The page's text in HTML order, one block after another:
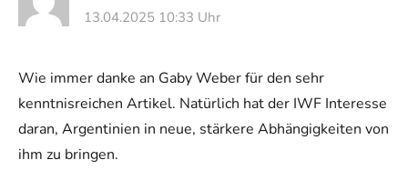
13.04.2025 10:33 Uhr
Wie immer danke an Gaby Weber für den sehr
kenntnisreichen Artikel. Natürlich hat der IWF Interesse
daran, Argentinien in neue, stärkere Abhängigkeiten von
ihm zu bringen.